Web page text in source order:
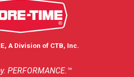
A Division of CTB, Inc.
PERFORMANCE.™